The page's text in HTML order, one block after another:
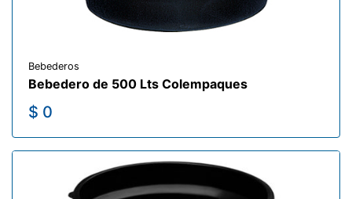
Bebederos
Bebedero de 500 Lts Colempaques
$ 0